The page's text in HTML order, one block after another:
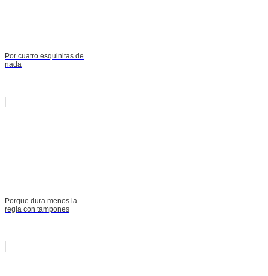
Por cuatro esquinitas de
nada
Porque dura menos la
regla con tampones